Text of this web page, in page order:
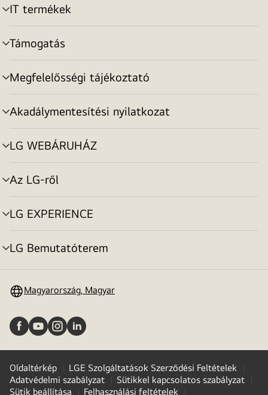
IT termékek
menu
toggle
Támogatás
menu
toggle
Megfelelősségi tájékoztató
menu
toggle
Akadálymentesítési nyilatkozat
menu
toggle
LG WEBÁRUHÁZ
menu
toggle
Az LG-ről
menu
toggle
LG EXPERIENCE
menu
toggle
LG Bemutatóterem
menu
Magyarország, Magyar
Oldaltérkép
LGE Szolgáltatások Szerződési Feltételek
Adatvédelmi szabályzat
Sütikkel kapcsolatos szabályzat
Sütik beállítása
Felhasználási feltételek